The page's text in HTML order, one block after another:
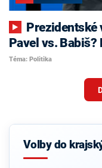
Pavel vs.
Téma: Politika
Volby do